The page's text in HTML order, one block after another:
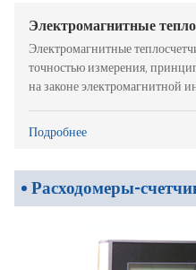
Электромагнитные
Электромагнитные
точностью измерения,
на законе электромагнитной
Подробнее
Расходомеры-